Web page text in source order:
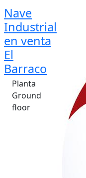
Nave
Industrial
en venta
El
Barraco
Planta
Ground
floor